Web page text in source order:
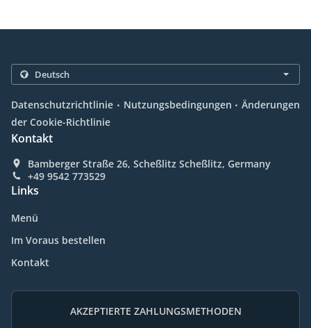
Datenschutzrichtlinie . Nutzungsbedingungen . Änderungen
der Cookie-Richtlinie
Kontakt
Bamberger Straße 26, Scheßlitz Scheßlitz, Germany
+49 9542 773529
Links
Menü
Im Voraus bestellen
Kontakt
AKZEPTIERTE ZAHLUNGSMETHODEN